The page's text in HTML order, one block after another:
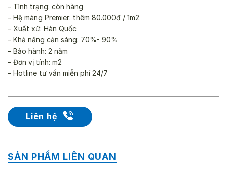
Liên hệ
– Tình trạng: còn hàng
– Hệ máng Premier: thêm 80.000đ / 1m2
– Xuất xứ: Hàn Quốc
– Khả năng cản sáng: 70%- 90%
– Bảo hành: 2 năm
– Đơn vị tính: m2
– Hotline tư vấn miễn phí 24/7
SẢN PHẨM LIÊN QUAN